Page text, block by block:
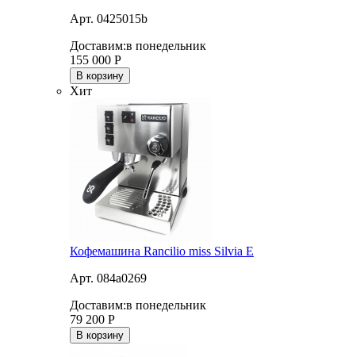
Арт. 0425015b
Доставим:в понедельник
155 000 Р
В корзину
Хит
Кофемашина Rancilio miss Silvia E
Арт. 084a0269
Доставим:в понедельник
79 200 Р
В корзину